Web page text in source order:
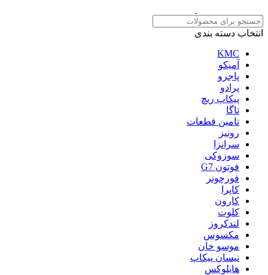
انتخاب دسته بندی
KMC
آمیکو
پاجرو
پرادو
پیکاپ ریچ
تاگا
تامین قطعات
رونیز
سرانزا
سوزوکی
فوتون G7
فورچونر
کاپرا
کارون
کلوت
لندکروز
مکسوس
موسو خان
نیسان پیکاپ
هایلوکس